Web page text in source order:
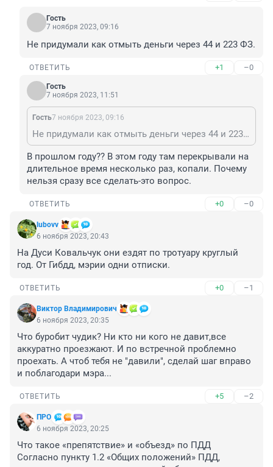
Гость
7 ноября 2023, 09:16
Не придумали как отмыть деньги через 44 и 223 ФЗ.
ОТВЕТИТЬ +1 –0
Гость
7 ноября 2023, 11:51
Гость7 ноября 2023, 09:16
Не придумали как отмыть деньги через 44 и 223 ФЗ.
В прошлом году?? В этом году там перекрывали на
длительное время несколько раз, копали. Почему
нельзя сразу все сделать-это вопрос.
ОТВЕТИТЬ +0 –0
lubovv
6 ноября 2023, 20:43
На Дуси Ковальчук они ездят по тротуару круглый
год. От Гибдд, мэрии одни отписки.
ОТВЕТИТЬ +0 –1
Виктор Владимирович
6 ноября 2023, 20:35
Что буробит чудик? Ни кто ни кого не давит,все
аккуратно проезжают. И по встречной проблемно
проехать. А чтоб тебя не "давили", сделай шаг вправо
и поблагодари мэра...
ОТВЕТИТЬ +5 –2
ПРО
6 ноября 2023, 20:25
Что такое «препятствие» и «объезд» по ПДД
Согласно пункту 1.2 «Общих положений» ПДД,